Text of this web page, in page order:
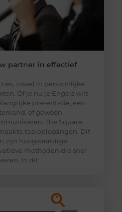
partner in effectief
zowel in persoonlijke
Of je nu je Engels wilt
presentatie, een
of gewoon
The Square
taaloplossingen. Dit
zijn hoogwaardige
methoden die snel
In dit